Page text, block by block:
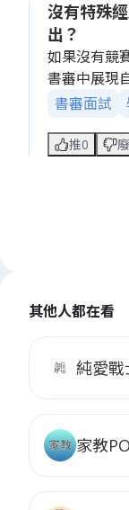
其他人都在看
純愛戰
家教
沒有特殊
出？
如果沒有競
書審中展現
動機怎麼寫
有經驗的學
By落點小邊
書審面試
推0